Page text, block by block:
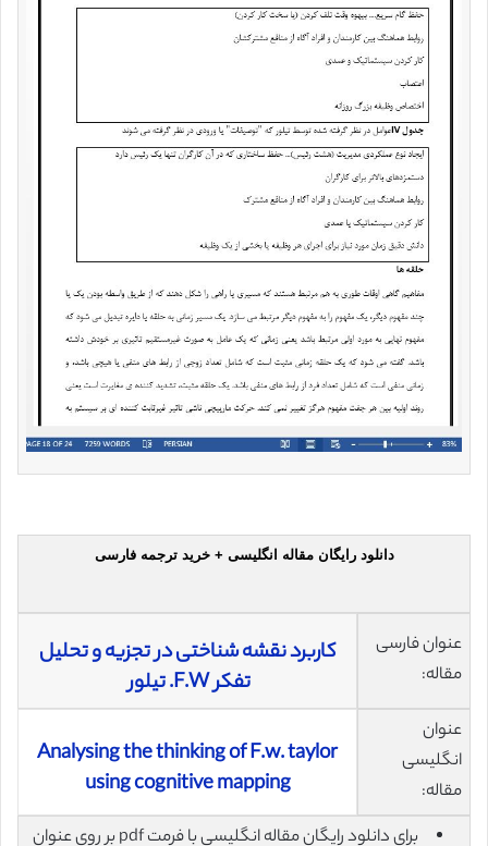
دانلود رایگان مقاله انگلیسی + خرید ترجمه فارسی
عنوان فارسی
مقاله:
کاربرد نقشه شناختی در تجزیه و تحلیل
تفکر F.W. تیلور
عنوان
انگلیسی
مقاله:
Analysing the thinking of F.w. taylor
using cognitive mapping
برای دانلود رایگان مقاله انگلیسی با فرمت pdf بر روی عنوان